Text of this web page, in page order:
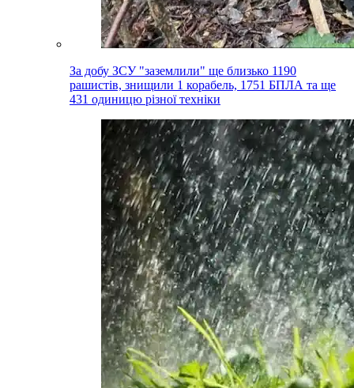
За добу ЗСУ "заземлили" ще близько 1190
рашистів, знищили 1 корабель, 1751 БПЛА та ще
431 одиницю різної техніки